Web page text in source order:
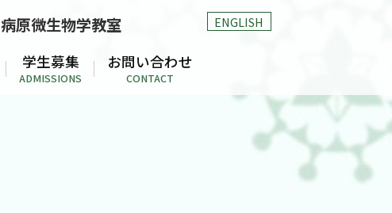
病原微生物学教室 ENGLISH
学生募集
ADMISSIONS
お問い合わせ
CONTACT